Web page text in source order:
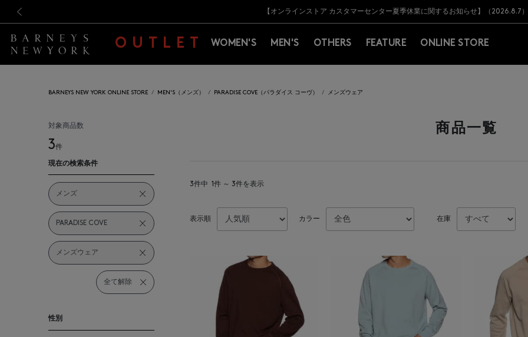
新規登録のお客様も対象！＜MY BARNEYS＞会員のお客様は11,000円（税込）以上のお買上げで常時送料無料
【夏季休業に伴う出荷一時停止のお知らせ】(2026.8.7)
【オンラインストア カスタマーセンター夏季休業に関するお知らせ】（2026.8.7）
【夏季休業に伴う返品・交換承り一時停止のお知らせ】（2026.8.5）
熊本県を中心とした地震の影響によるお荷物のお届けについて
【開催中】SUMMER SALEのご案内・ご注意事項
新規登録のお客様も対象！＜MY BARNEYS＞会員のお客様は11,000円（税込）以上のお買上げで常時送料無料
【夏季休業に伴う出荷一時停止のお知らせ】(2026.8.7)
OUTLET WOMEN'S MEN'S OTHERS FEATURE ONLINE STORE
BARNEYS NEW YORK ONLINE STORE MEN'S（メンズ） PARADISE COVE（パラダイス コーヴ） メンズウェア
対象商品数
3件
現在の検索条件
メンズ
PARADISE COVE
メンズウェア
全て解除
性別
商品一覧
3件中 1件 ～ 3件を表示
表示順 カラー 在庫